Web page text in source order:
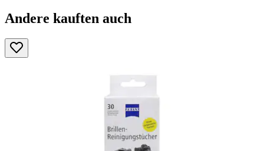
Andere kauften auch